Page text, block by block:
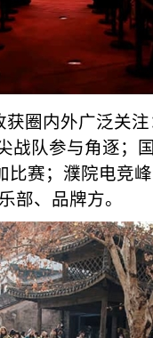
圈内外广泛关
战队参与角逐；
比赛；濮院电竞
部、品牌方。